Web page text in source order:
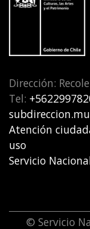
Dirección:
Tel:
Atención
uso
Servicio
© Servicio